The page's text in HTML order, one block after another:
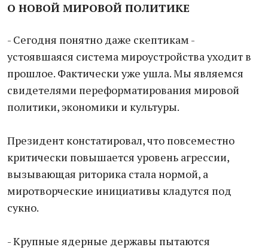
О НОВОЙ МИРОВОЙ ПОЛИТИКЕ
- Сегодня понятно даже скептикам -
устоявшаяся система мироустройства уходит в
прошлое. Фактически уже ушла. Мы являемся
свидетелями переформатирования мировой
политики, экономики и культуры.
Президент констатировал, что повсеместно
критически повышается уровень агрессии,
вызывающая риторика стала нормой, а
миротворческие инициативы кладутся под
сукно.
- Крупные ядерные державы пытаются